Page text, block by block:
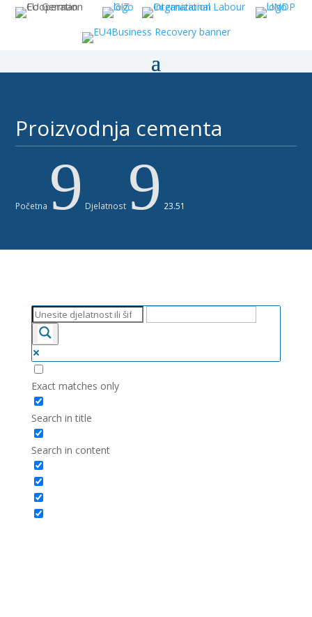
Proizvodnja cementa ​ ​
Početna 9 Djelatnost 9 23.51
Exact matches only
Search in title
Search in content